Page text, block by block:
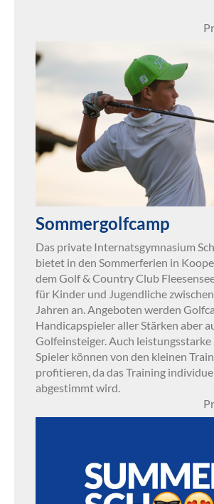
Sommergolfcamp
Das private Internatsgymnasium
bietet in den Sommerferien in
dem Golf & Country Club
für Kinder und Jugendliche
Jahren an. Angeboten werden
Handicapspieler aller Stärken aber
Golfeinsteiger. Auch leistungsstarke
Spieler können von den kleinen
profitieren, da das Training
abgestimmt wird.